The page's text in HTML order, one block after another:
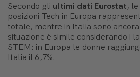
Secondo gli ultimi dati Eurostat,
posizioni Tech in Europa
totale, mentre in Italia sono
situazione è simile considerando i
STEM: in Europa le donne
Italia il 6,7%.